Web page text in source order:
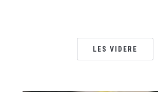
LES VIDERE